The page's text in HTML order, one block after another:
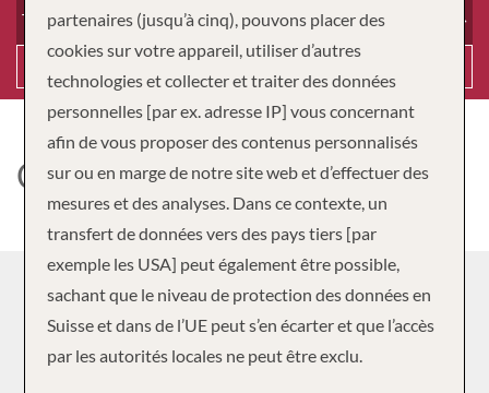
Type de voyage
CELESTYAL CRUISES
CELESTYAL CRUISES
FLOTTE
partenaires (jusqu’à cinq), pouvons placer des
cookies sur votre appareil, utiliser d’autres
technologies et collecter et traiter des données
personnelles [par ex. adresse IP] vous concernant
afin de vous proposer des contenus personnalisés
sur ou en marge de notre site web et d’effectuer des
mesures et des analyses. Dans ce contexte, un
transfert de données vers des pays tiers [par
exemple les USA] peut également être possible,
sachant que le niveau de protection des données en
Suisse et dans de l’UE peut s’en écarter et que l’accès
par les autorités locales ne peut être exclu.